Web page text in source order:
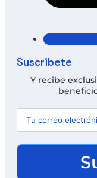
Suscríbete
Y recibe